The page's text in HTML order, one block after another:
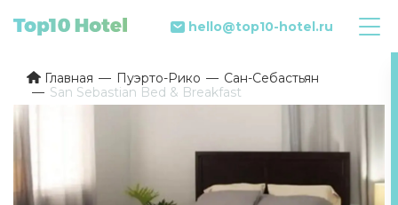
hello@top10-hotel.ru
Главная Пуэрто-Рико
Сан-Себастьян
San Sebastian Bed & Breakfast